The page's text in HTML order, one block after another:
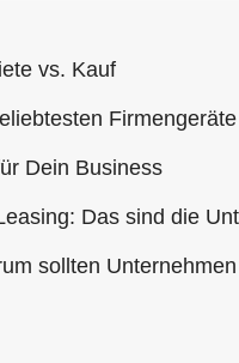
vs. Kauf
Dein Business
Das sind die
sollten